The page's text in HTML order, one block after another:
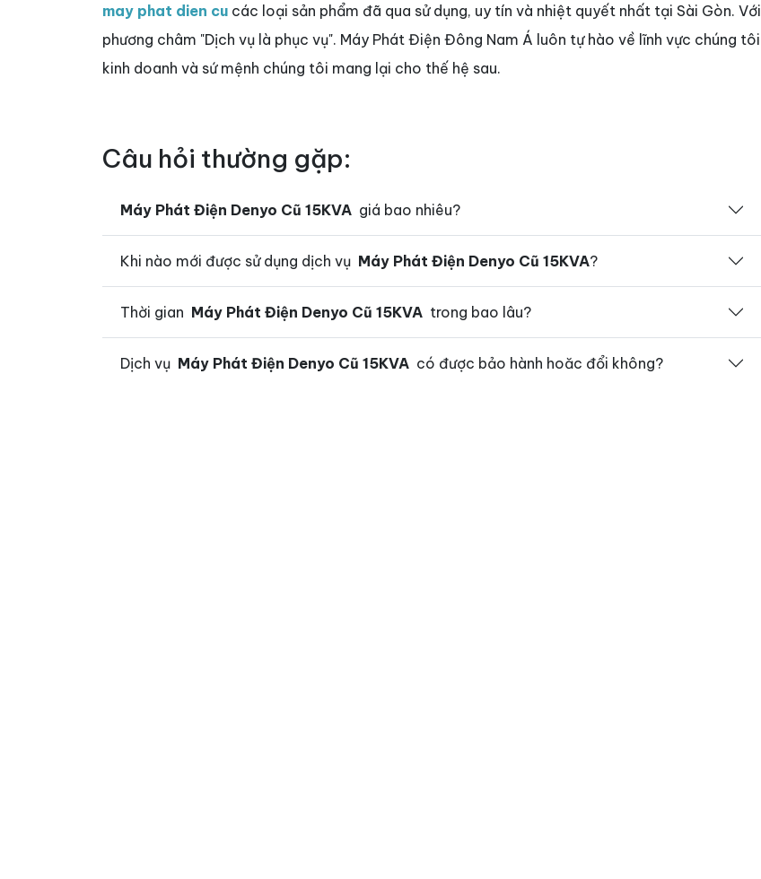
may phat dien cu các loại sản phẩm đã qua sử dụng, uy tín và nhiệt quyết nhất tại Sài Gòn. Với
phương châm "Dịch vụ là phục vụ". Máy Phát Điện Đông Nam Á luôn tự hào về lĩnh vực chúng tôi
kinh doanh và sứ mệnh chúng tôi mang lại cho thế hệ sau.
Câu hỏi thường gặp:
Máy Phát Điện Denyo Cũ 15KVA giá bao nhiêu?
Khi nào mới được sử dụng dịch vụ Máy Phát Điện Denyo Cũ 15KVA?
Thời gian Máy Phát Điện Denyo Cũ 15KVA trong bao lâu?
Dịch vụ Máy Phát Điện Denyo Cũ 15KVA có được bảo hành hoăc đổi không?